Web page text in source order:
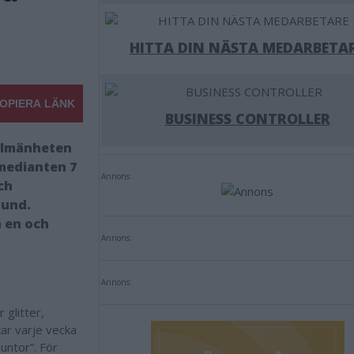
LÄNK
7
och
glitter,
varje vecka
För
HITTA DIN NÄSTA
BUSINESS CONTROLLER
Annons:
Annons:
Annons: